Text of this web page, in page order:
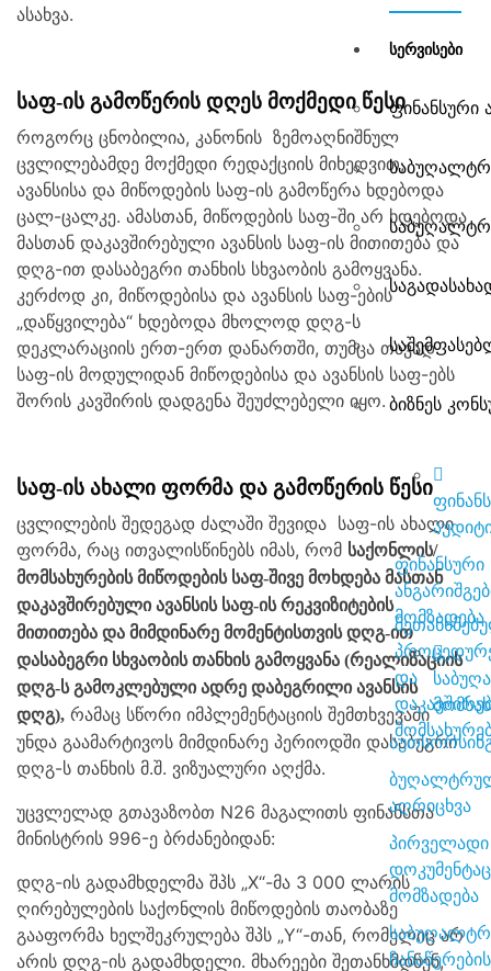
ᲡᲔᲠᲕᲘᲡᲔᲑᲘ
ფინანსური
ბიზნეს
ფინანსური
მომზადება
შეთანხმებული
და
ბუღალტრული
აღრიცხვა
პირველადი
მომზადება
საბუღალტრო
ჩანაწერების
ასახვა.
საფ-ის გამოწერის დღეს მოქმედი წესი
როგორც ცნობილია, კანონის ზემოაღნიშნულ
ცვლილებამდე მოქმედი რედაქციის მიხედვით,
ავანსისა და მიწოდების საფ-ის გამოწერა ხდებოდა
ცალ-ცალკე. ამასთან, მიწოდების საფ-ში არ ხდებოდა
მასთან დაკავშირებული ავანსის საფ-ის მითითება და
დღგ-ით დასაბეგრი თანხის სხვაობის გამოყვანა.
კერძოდ კი, მიწოდებისა და ავანსის საფ-ების
„დაწყვილება“ ხდებოდა მხოლოდ დღგ-ს
დეკლარაციის ერთ-ერთ დანართში, თუმცა თავად
საფ-ის მოდულიდან მიწოდებისა და ავანსის საფ-ებს
შორის კავშირის დადგენა შეუძლებელი იყო.
საფ-ის ახალი ფორმა და გამოწერის წესი
ცვლილების შედეგად ძალაში შევიდა საფ-ის ახალი
ფორმა, რაც ითვალისწინებს იმას, რომ საქონლის/
მომსახურების მიწოდების საფ-შივე მოხდება მასთან
დაკავშირებული ავანსის საფ-ის რეკვიზიტების
მითითება და მიმდინარე მომენტისთვის დღგ-ით
დასაბეგრი სხვაობის თანხის გამოყვანა (რეალიზაციის
დღგ-ს გამოკლებული ადრე დაბეგრილი ავანსის
დღგ), რამაც სწორი იმპლემენტაციის შემთხვევაში
უნდა გაამარტივოს მიმდინარე პერიოდში დასაბეგრი
დღგ-ს თანხის მ.შ. ვიზუალური აღქმა.
უცვლელად გთავაზობთ N26 მაგალითს ფინანსთა
მინისტრის 996-ე ბრძანებიდან:
დღგ-ის გადამხდელმა შპს „X“-მა 3 000 ლარის
ღირებულების საქონლის მიწოდების თაობაზე
გააფორმა ხელშეკრულება შპს „Y“-თან, რომელიც არ
არის დღგ-ის გადამხდელი. მხარეები შეთანხმდნენ,